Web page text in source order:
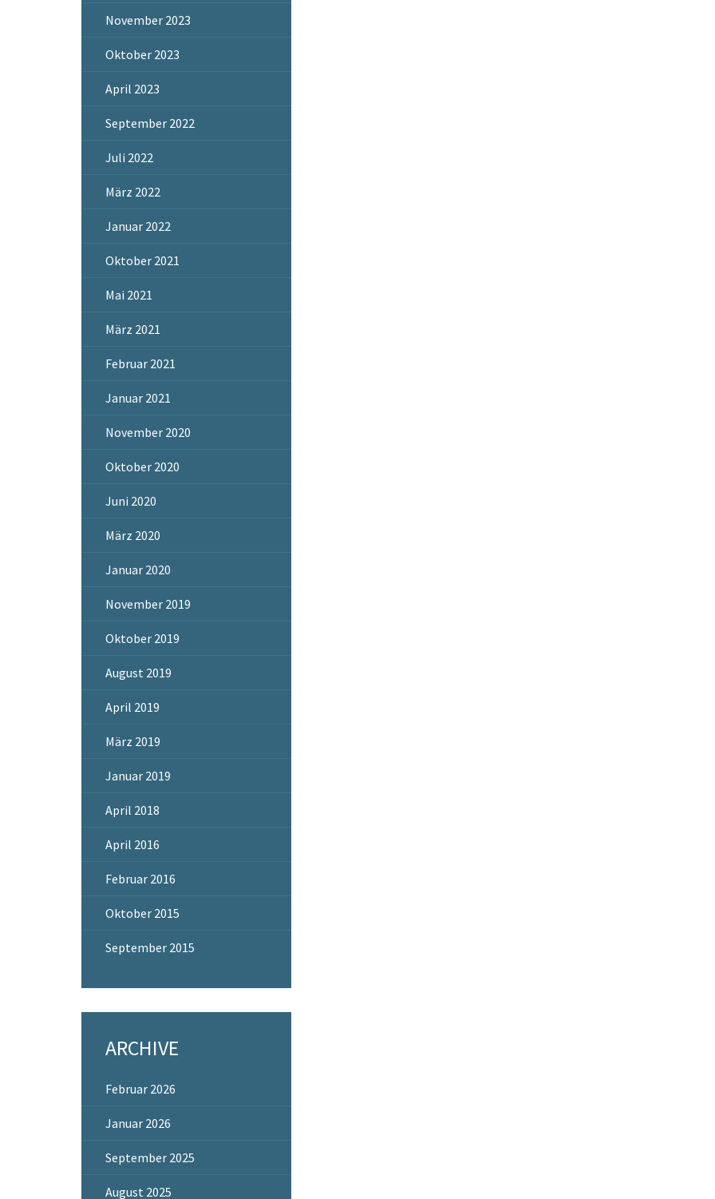
November 2023
Oktober 2023
April 2023
September 2022
Juli 2022
März 2022
Januar 2022
Oktober 2021
Mai 2021
März 2021
Februar 2021
Januar 2021
November 2020
Oktober 2020
Juni 2020
März 2020
Januar 2020
November 2019
Oktober 2019
August 2019
April 2019
März 2019
Januar 2019
April 2018
April 2016
Februar 2016
Oktober 2015
September 2015
ARCHIVE
Februar 2026
Januar 2026
September 2025
August 2025